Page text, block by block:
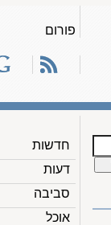
פורום
חדשות
דעות
סביבה
אוכל